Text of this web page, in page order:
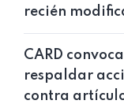
recién
CARD
respaldar
contra